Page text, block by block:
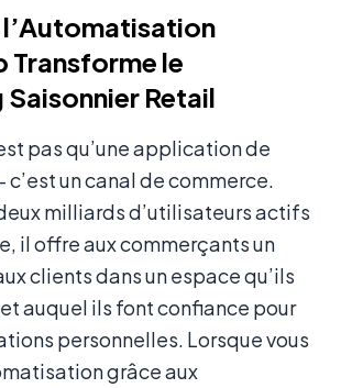
Transforme le
Retail
pas qu’une application de
un canal de commerce.
milliards d’utilisateurs actifs
il offre aux commerçants un
clients dans un espace qu’ils
auquel ils font confiance pour
personnelles. Lorsque vous
grâce aux